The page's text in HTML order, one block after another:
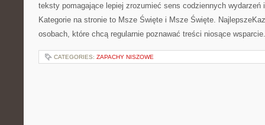
teksty pomagające lepiej zrozumieć sens codziennych wydarzeń
Kategorie na stronie to Msze Święte i Msze Święte.
osobach, które chcą regularnie poznawać treści niosące
CATEGORIES: ZAPACHY NISZOWE